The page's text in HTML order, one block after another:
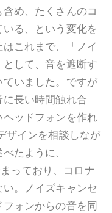
め、たくさんのコ
る、という変化を
これまで、「ノイ
して、音を遮断す
いました。ですが
長い時間触れ合
ッドフォンを作れ
ザインを相談しなが
たように、
っており、コロナ
。ノイズキャンセ
ォンからの音を同